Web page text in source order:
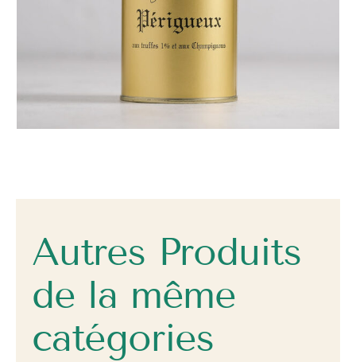
Autres Produits
de la même
catégories